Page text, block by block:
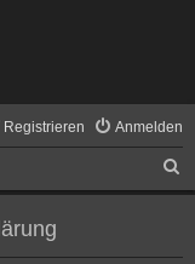
Anmelden
Registrieren
u